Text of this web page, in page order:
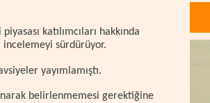
katılımcıları hakkında
incelemeyi sürdürüyor.
yayımlamıştı.
belirlenmemesi gerektiğine